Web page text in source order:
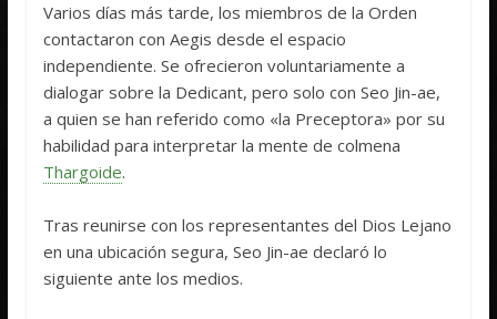
Varios días más tarde, los miembros de la Orden
contactaron con Aegis desde el espacio
independiente. Se ofrecieron voluntariamente a
dialogar sobre la Dedicant, pero solo con Seo Jin-ae,
a quien se han referido como «la Preceptora» por su
habilidad para interpretar la mente de colmena
Thargoide.
Tras reunirse con los representantes del Dios Lejano
en una ubicación segura, Seo Jin-ae declaró lo
siguiente ante los medios.